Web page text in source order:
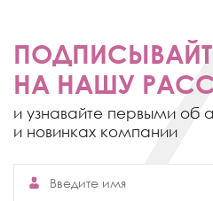
НА НАШУ
и узнавайте первыми об
и новинках компании